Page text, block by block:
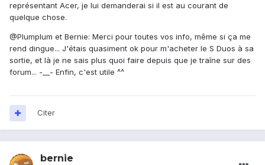
représentant Acer, je lui demanderai si il est au courant de
quelque chose.
@Plumplum et Bernie: Merci pour toutes vos info, même si ça me
rend dingue... J'étais quasiment ok pour m'acheter le S Duos à sa
sortie, et là je ne sais plus quoi faire depuis que je traîne sur des
forum... -__- Enfin, c'est utile ^^
Citer
bernie